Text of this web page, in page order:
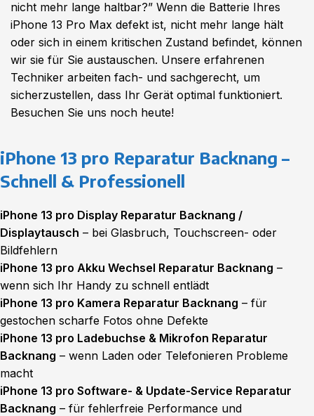
nicht mehr lange haltbar?” Wenn die Batterie Ihres
iPhone 13 Pro Max defekt ist, nicht mehr lange hält
oder sich in einem kritischen Zustand befindet, können
wir sie für Sie austauschen. Unsere erfahrenen
Techniker arbeiten fach- und sachgerecht, um
sicherzustellen, dass Ihr Gerät optimal funktioniert.
Besuchen Sie uns noch heute!
iPhone 13 pro Reparatur Backnang –
Schnell & Professionell
iPhone 13 pro Display Reparatur Backnang /
Displaytausch – bei Glasbruch, Touchscreen- oder
Bildfehlern
iPhone 13 pro Akku Wechsel Reparatur Backnang –
wenn sich Ihr Handy zu schnell entlädt
iPhone 13 pro Kamera Reparatur Backnang – für
gestochen scharfe Fotos ohne Defekte
iPhone 13 pro Ladebuchse & Mikrofon Reparatur
Backnang – wenn Laden oder Telefonieren Probleme
macht
iPhone 13 pro Software- & Update-Service Reparatur
Backnang – für fehlerfreie Performance und